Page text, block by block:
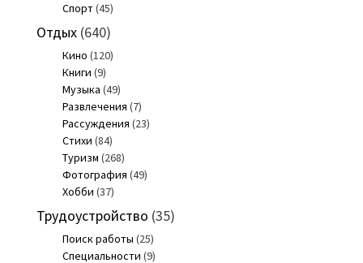
Спорт(45)
Отдых(640)
Кино (120)
Книги (9)
Музыка (49)
Развлечения (7)
Рассуждения (23)
Стихи (84)
Туризм (268)
Фотография (49)
Хобби (37)
Трудоустройство (35)
Поиск работы (25)
Специальности (9)